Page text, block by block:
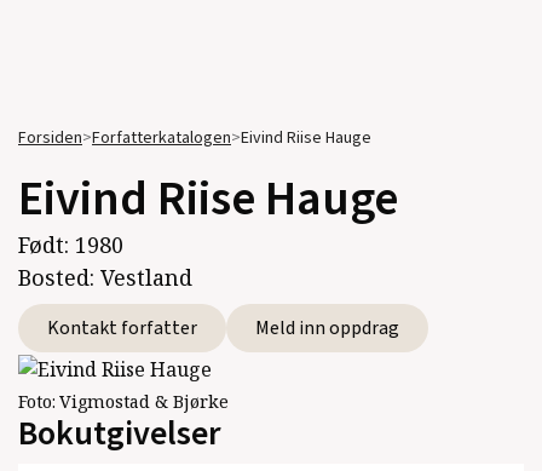
Forsiden>Forfatterkatalogen>Eivind Riise Hauge
Eivind Riise Hauge
Født: 1980
Bosted: Vestland
Kontakt forfatter Meld inn oppdrag
Foto: Vigmostad & Bjørke
Bokutgivelser